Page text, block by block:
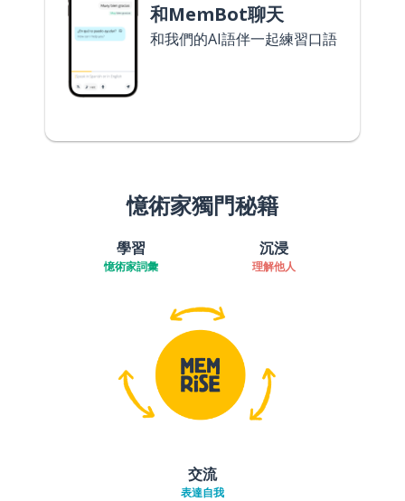
和MemBot聊天
和我們的AI語伴一起練習口語
憶術家獨門秘籍
學習
憶術家詞彙
沉浸
理解他人
交流
表達自我